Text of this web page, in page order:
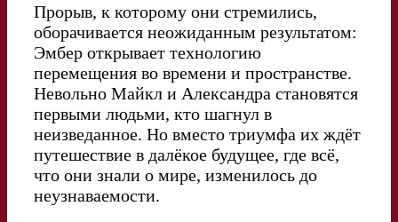
Прорыв, к которому они стремились,
оборачивается неожиданным результатом:
Эмбер открывает технологию
перемещения во времени и пространстве.
Невольно Майкл и Александра становятся
первыми людьми, кто шагнул в
неизведанное. Но вместо триумфа их ждёт
путешествие в далёкое будущее, где всё,
что они знали о мире, изменилось до
неузнаваемости.